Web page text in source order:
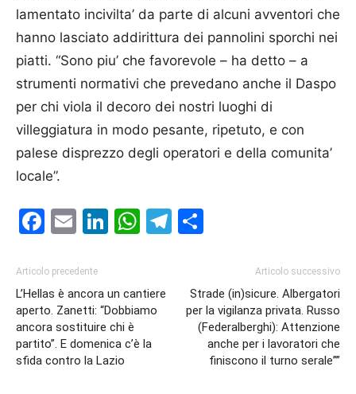
lamentato incivilta’ da parte di alcuni avventori che
hanno lasciato addirittura dei pannolini sporchi nei
piatti. “Sono piu’ che favorevole – ha detto – a
strumenti normativi che prevedano anche il Daspo
per chi viola il decoro dei nostri luoghi di
villeggiatura in modo pesante, ripetuto, e con
palese disprezzo degli operatori e della comunita’
locale”.
Facebook
EmailLinkedIn
WhatsApp
Telegram
Articolo precedente
L’Hellas è ancora un cantiere
aperto. Zanetti: “Dobbiamo
ancora sostituire chi è
partito”. E domenica c’è la
sfida contro la Lazio
Articolo successivo
Strade (in)sicure. Albergatori
per la vigilanza privata. Russo
(Federalberghi): Attenzione
anche per i lavoratori che
finiscono il turno serale””